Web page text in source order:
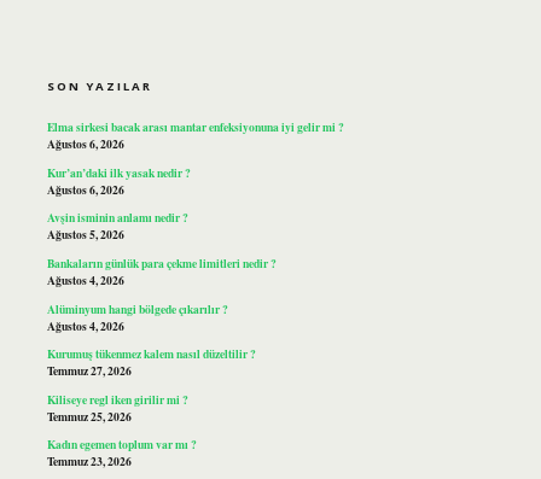
SON YAZILAR
Elma sirkesi bacak arası mantar enfeksiyonuna iyi gelir mi ?
Ağustos 6, 2026
Kur’an’daki ilk yasak nedir ?
Ağustos 6, 2026
Avşin isminin anlamı nedir ?
Ağustos 5, 2026
Bankaların günlük para çekme limitleri nedir ?
Ağustos 4, 2026
Alüminyum hangi bölgede çıkarılır ?
Ağustos 4, 2026
Kurumuş tükenmez kalem nasıl düzeltilir ?
Temmuz 27, 2026
Kiliseye regl iken girilir mi ?
Temmuz 25, 2026
Kadın egemen toplum var mı ?
Temmuz 23, 2026